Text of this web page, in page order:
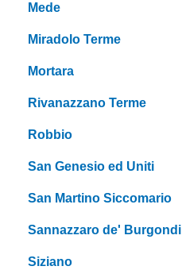
Mede
Miradolo Terme
Mortara
Rivanazzano Terme
Robbio
San Genesio ed Uniti
San Martino Siccomario
Sannazzaro de' Burgondi
Siziano